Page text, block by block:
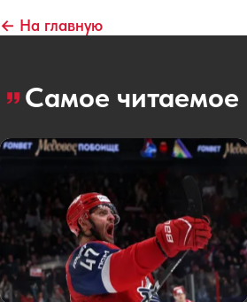
← На главную
Самое читаемое